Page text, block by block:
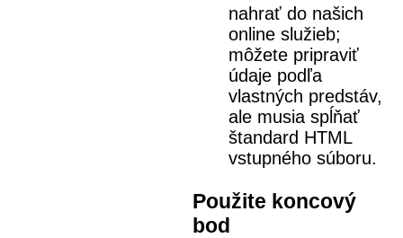
nahrať do našich
online služieb;
môžete pripraviť
údaje podľa
vlastných predstáv,
ale musia spĺňať
štandard HTML
vstupného súboru.
Použite koncový
bod